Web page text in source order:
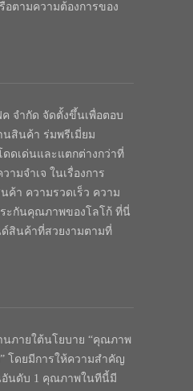
อตามความต้องการของ
ค จำกัด จัดตั้งขึ้นเพื่อตอบ
นสินค้า ร่มพรีเมี่ยม
ดเด่นและแตกต่างกว่าที่
ามจำเจ ในเรื่องการ
า ความรวดเร็ว ความ
ะกันคุณภาพของโลโก้ ที่นี่
ด์สินค้าที่สวยงามตามที่
นภายใต้นโยบาย “คุณภาพ
โดยมีการให้ความสำคัญ
นดับ 1 คุณภาพในทีนี้มี